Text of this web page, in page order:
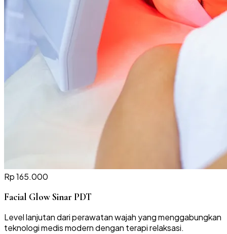
Rp 165.000
Facial Glow Sinar PDT
Level lanjutan dari perawatan wajah yang menggabungkan
teknologi medis modern dengan terapi relaksasi.